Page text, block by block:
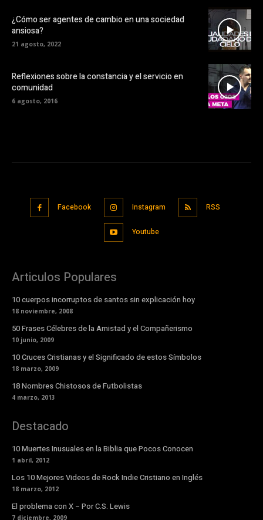
¿Cómo ser agentes de cambio en una sociedad
ansiosa?
21 agosto, 2022
Reflexiones sobre la constancia y el servicio en
comunidad
6 agosto, 2016
Facebook Instagram RSS
Youtube
Articulos Populares
10 cuerpos incorruptos de santos sin explicación hoy
18 noviembre, 2008
50 Frases Célebres de la Amistad y el Compañerismo
10 junio, 2009
10 Cruces Cristianas y el Significado de estos Símbolos
18 marzo, 2009
18 Nombres Chistosos de Futbolistas
4 marzo, 2013
Destacado
10 Muertes Inusuales en la Biblia que Pocos Conocen
1 abril, 2012
Los 10 Mejores Videos de Rock Indie Cristiano en Inglés
18 marzo, 2012
El problema con X – Por C.S. Lewis
7 diciembre, 2009